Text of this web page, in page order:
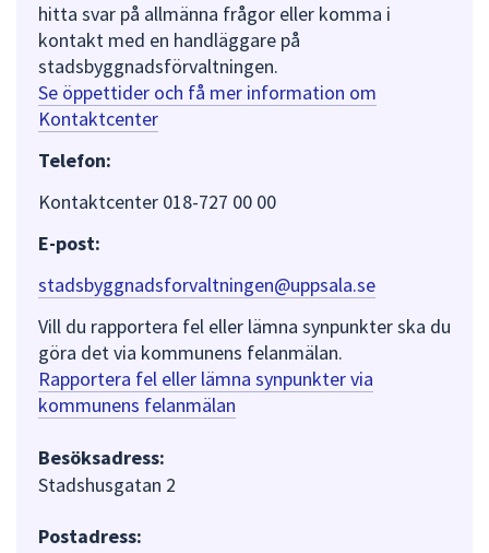
hitta svar på allmänna frågor eller komma i
kontakt med en handläggare på
stadsbyggnadsförvaltningen.
Se öppettider och få mer information om
Kontaktcenter
Telefon:
Kontaktcenter 018-727 00 00
E-post:
stadsbyggnadsforvaltningen@uppsala.se
Vill du rapportera fel eller lämna synpunkter ska du
göra det via kommunens felanmälan.
Rapportera fel eller lämna synpunkter via
kommunens felanmälan
Besöksadress:
Stadshusgatan 2
Postadress: